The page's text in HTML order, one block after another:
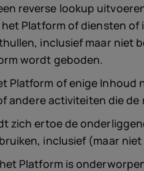
reverse lookup
Platform of diensten
inclusief maar niet
wordt geboden.
Platform of enige
andere activiteiten die
zich ertoe de
inclusief (maar
Platform is